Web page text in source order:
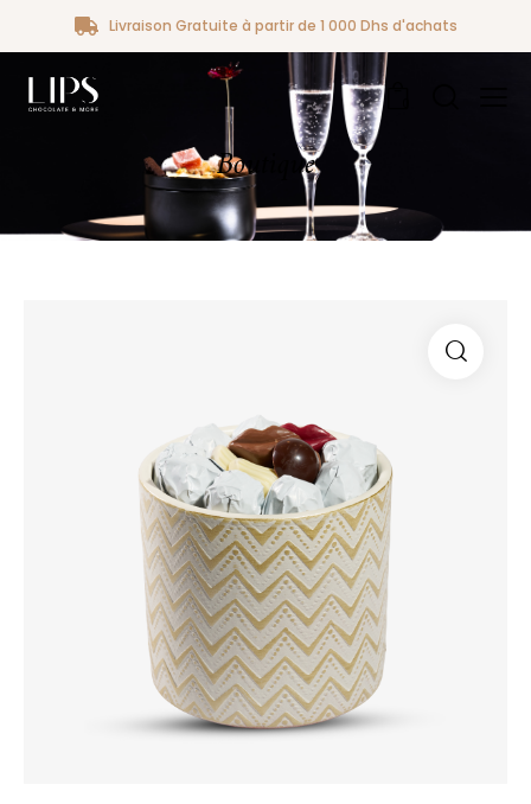
Livraison Gratuite à partir de 1 000 Dhs d'achats
Boutique